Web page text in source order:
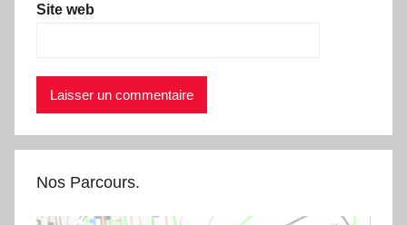
Site web
Nos Parcours.